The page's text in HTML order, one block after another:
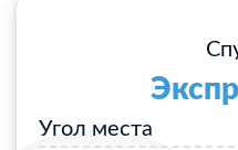
Угол места